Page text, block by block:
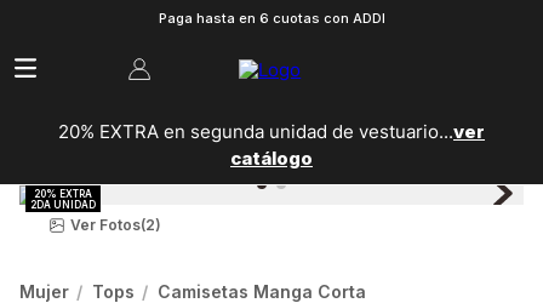
Paga hasta en 6 cuotas con ADDI
20% EXTRA en segunda unidad de vestuario...ver
catálogo
Ver Fotos(2)
Mujer Tops Camisetas Manga Corta